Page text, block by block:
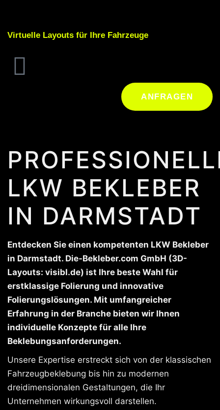
Virtuelle Layouts für Ihre Fahrzeuge
ANFRAGEN
LKW BEKLEBER
IN DARMSTADT
Entdecken Sie einen kompetenten LKW Bekleber
in Darmstadt. Die-Bekleber.com GmbH (3D-
Layouts: visibl.de) ist Ihre beste Wahl für
erstklassige Folierung und innovative
Folierungslösungen. Mit umfangreicher
Erfahrung in der Branche bieten wir Ihnen
individuelle Konzepte für alle Ihre
Beklebungsanforderungen.
Unsere Expertise erstreckt sich von der klassischen
Fahrzeugbeklebung bis hin zu modernen
dreidimensionalen Gestaltungen, die Ihr
Unternehmen wirkungsvoll darstellen.